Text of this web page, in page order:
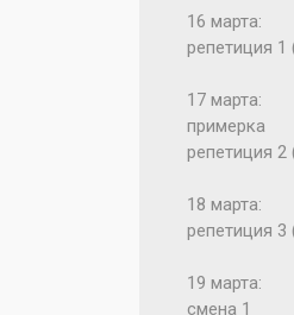
16 марта:
репетиция 1
17 марта:
примерка
репетиция 2
18 марта:
репетиция 3
19 марта:
смена 1